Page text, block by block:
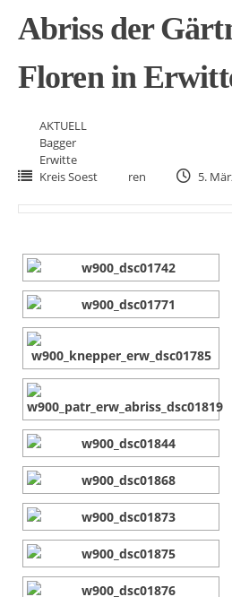
Abriss der
Floren in
AKTUELL
Bagger
Erwitte
Kreis Soest
ren 5.